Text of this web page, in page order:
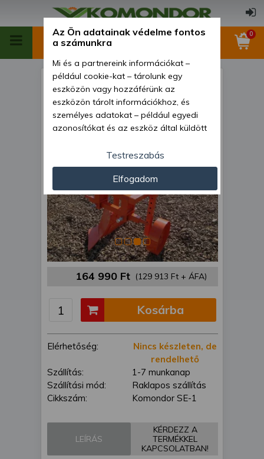
0
Eke 1 fejes, 10-16LE japán
kistraktorokhoz, Komondor
SE-1
164 990 Ft (129 913 Ft + ÁFA)
Elérhetőség:
Nincs készleten, de
rendelhető
Szállítás:
1-7 munkanap
Szállítási mód:
Raklapos szállítás
Cikkszám:
Komondor SE-1
Kosárba
LEÍRÁS
KÉRDEZZ A
TERMÉKKEL
KAPCSOLATBAN!
Az Ön adatainak védelme fontos
a számunkra
Mi és a partnereink információkat –
például cookie-kat – tárolunk egy
eszközön vagy hozzáférünk az
eszközön tárolt információkhoz, és
személyes adatokat – például egyedi
azonosítókat és az eszköz által küldött
személyre szabott hirdetések és
tartalom nyújtásához, hirdetés- és
tartalomméréshez, nézettségi adatok
gyűjtéséhez, valamint termékek
kifejlesztéséhez és a termékek
javításához. Az Ön engedélyével mi és a
partnereink eszközleolvasásos
módszerrel szerzett pontos geolokációs
adatokat és azonosítási információkat
is felhasználhatunk. A megfelelő helyre
kattintva hozzájárulhat ahhoz, hogy mi
és a partnereink a fent leírtak szerint
adatkezelést végezzünk. Másik
lehetőségként a hozzájárulás
megadása vagy elutasítása előtt
részletesebb információkhoz juthat, és
megváltoztathatja beállításait. Felhívjuk
figyelmét, hogy személyes adatainak
bizonyos kezeléséhez nem feltétlenül
szükséges az Ön hozzájárulása, de
adatkezelés ellen. A beállításai csak erre
a weboldalra érvényesek. Erre a
webhelyre visszatérve vagy az
Testreszabás
Elfogadom